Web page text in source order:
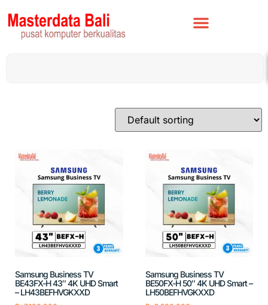
Samsung Business TV
BE43FX-H 43″ 4K UHD Smart
– LH43BEFHVGKXXD
Samsung Business TV
BE50FX-H 50″ 4K UHD Smart –
LH50BEFHVGKXXD